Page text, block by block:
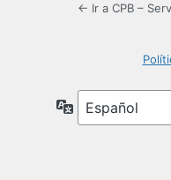
← Ir a CPB –
Idioma